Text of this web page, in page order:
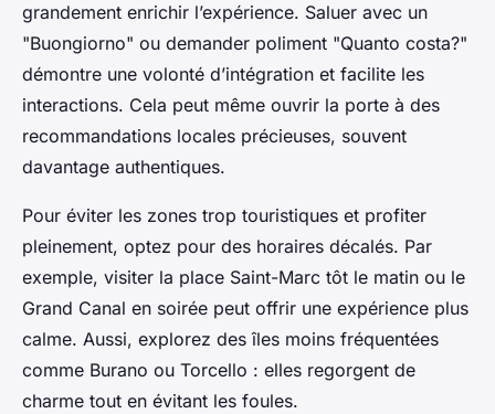
grandement enrichir l’expérience. Saluer avec un
"Buongiorno" ou demander poliment "Quanto costa?"
démontre une volonté d’intégration et facilite les
interactions. Cela peut même ouvrir la porte à des
recommandations locales précieuses, souvent
davantage authentiques.
Pour éviter les zones trop touristiques et profiter
pleinement, optez pour des horaires décalés. Par
exemple, visiter la place Saint-Marc tôt le matin ou le
Grand Canal en soirée peut offrir une expérience plus
calme. Aussi, explorez des îles moins fréquentées
comme Burano ou Torcello : elles regorgent de
charme tout en évitant les foules.